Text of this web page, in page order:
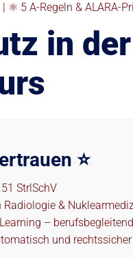
| ⚛️ 5 A-Regeln &
in
⭐
StrlSchV
Radiologie &
–
und rechtssicher